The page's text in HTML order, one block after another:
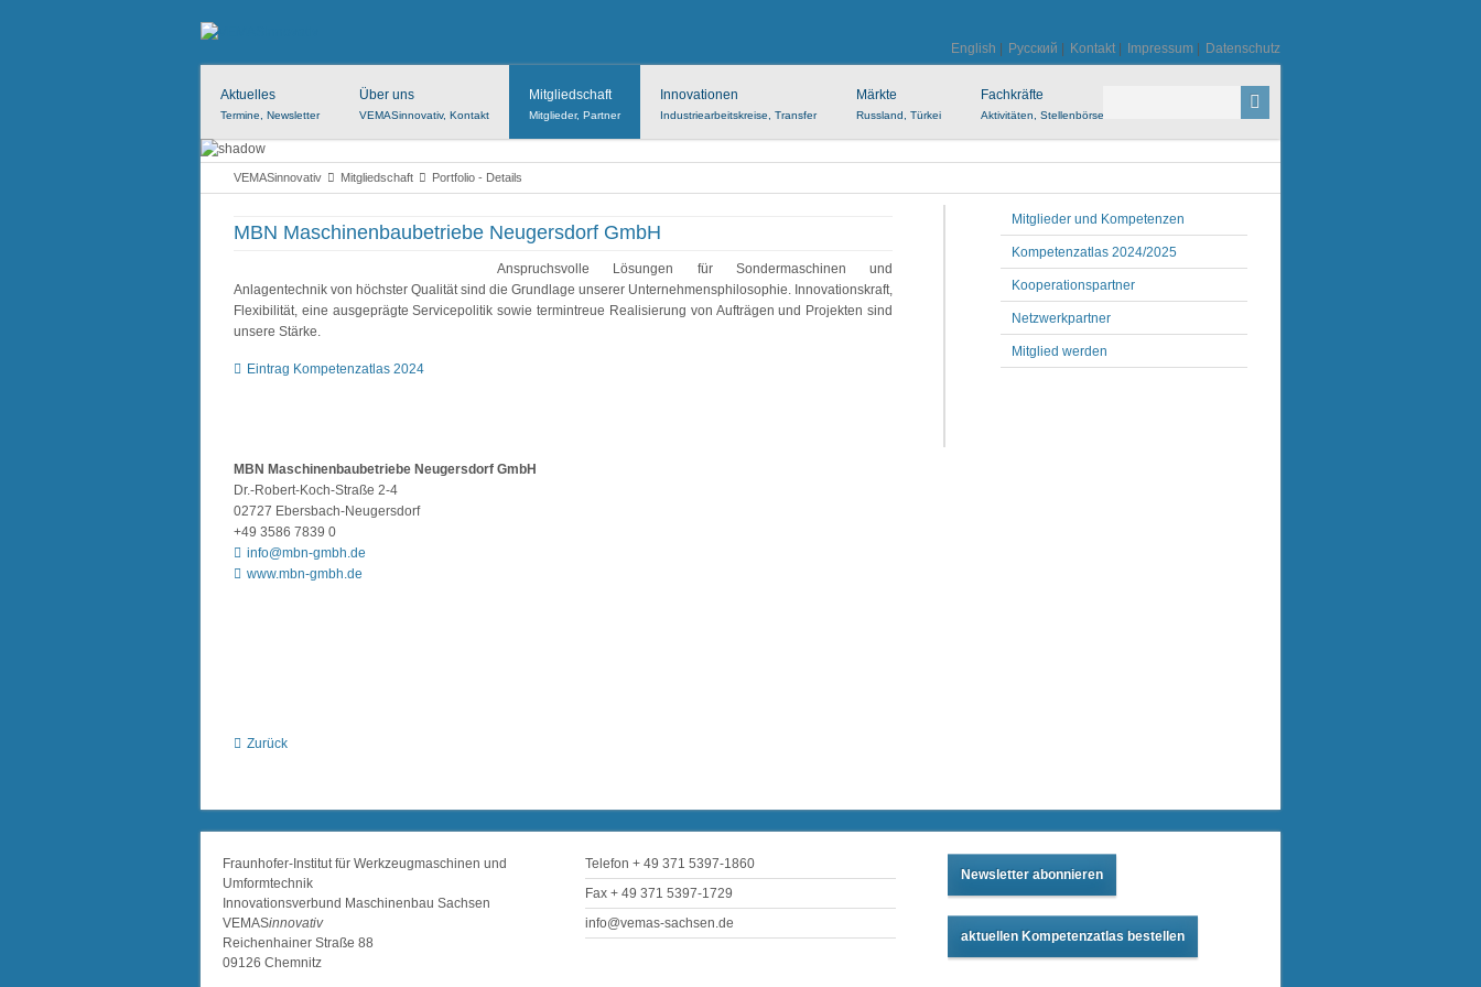
English Русский Kontakt Impressum Datenschutz
Aktuelles
Termine, Newsletter
Über uns
VEMASinnovativ, Kontakt
Mitgliedschaft
Mitglieder, Partner
Innovationen
Industriearbeitskreise, Transfer
Märkte
Russland, Türkei
Fachkräfte
Aktivitäten, Stellenbörse
VEMASinnovativ Mitgliedschaft Portfolio - Details
MBN Maschinenbaubetriebe Neugersdorf GmbH
Anspruchsvolle Lösungen für Sondermaschinen und
Anlagentechnik von höchster Qualität sind die Grundlage unserer Unternehmensphilosophie. Innovationskraft,
Flexibilität, eine ausgeprägte Servicepolitik sowie termintreue Realisierung von Aufträgen und Projekten sind
unsere Stärke.
Eintrag Kompetenzatlas 2024
MBN Maschinenbaubetriebe Neugersdorf GmbH
Dr.-Robert-Koch-Straße 2-4
02727 Ebersbach-Neugersdorf
+49 3586 7839 0
info@mbn-gmbh.de
www.mbn-gmbh.de
Zurück
Mitglieder und Kompetenzen
Kompetenzatlas 2024/2025
Kooperationspartner
Netzwerkpartner
Mitglied werden
Fraunhofer-Institut für Werkzeugmaschinen und
Umformtechnik
Innovationsverbund Maschinenbau Sachsen
VEMASinnovativ
Reichenhainer Straße 88
09126 Chemnitz
Telefon + 49 371 5397-1860
Fax + 49 371 5397-1729
info@vemas-sachsen.de
Newsletter abonnieren
aktuellen Kompetenzatlas bestellen